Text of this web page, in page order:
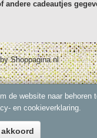
andere cadeautjes
Shoppagina.nl
website naar
en cookieverklaring.